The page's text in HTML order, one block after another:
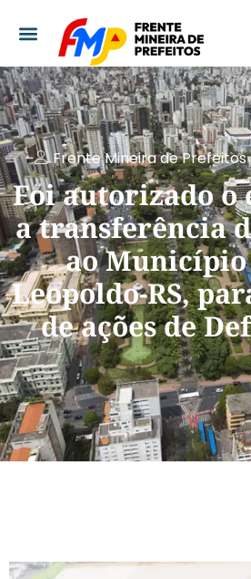
Frente Mineira de Prefeitos
Foi autorizado o
a transferência
ao Município
Leopoldo-RS,
de ações de